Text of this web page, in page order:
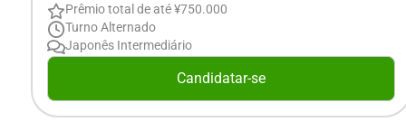
Prêmio total de até ¥750.000
Turno Alternado
Japonês Intermediário
Candidatar-se